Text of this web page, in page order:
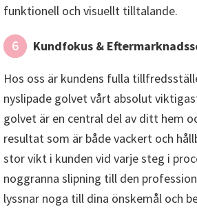
funktionell och visuellt tilltalande.
6 Kundfokus &
Hos oss är kundens fulla
nyslipade golvet vårt absolut
golvet är en central del av ditt hem
resultat som är både vackert och
stor vikt i kunden vid varje steg i
noggranna slipning till den
lyssnar noga till dina önskemål och